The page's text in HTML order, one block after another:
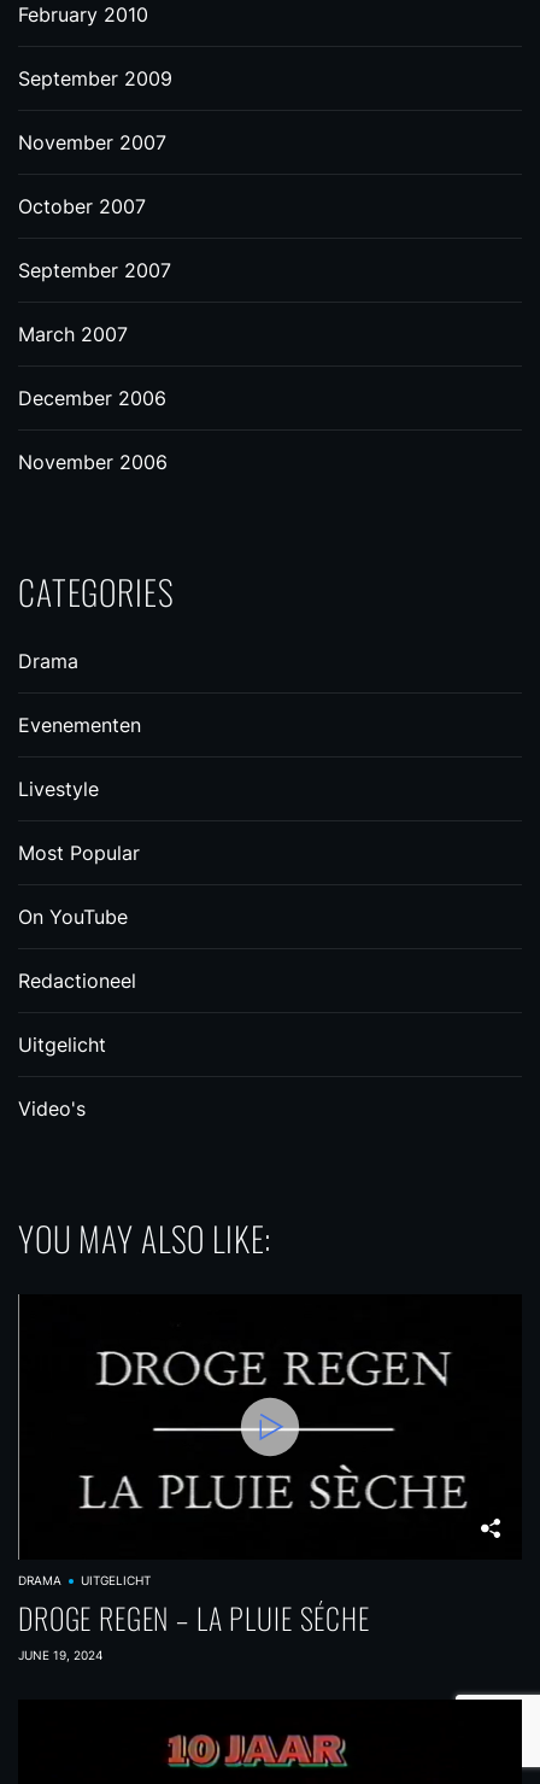
February 2010
September 2009
November 2007
October 2007
September 2007
March 2007
December 2006
November 2006
CATEGORIES
Drama
Evenementen
Livestyle
Most Popular
On YouTube
Redactioneel
Uitgelicht
Video's
YOU MAY ALSO LIKE:
DRAMA UITGELICHT
DROGE REGEN – LA PLUIE SÉCHE
JUNE 19, 2024